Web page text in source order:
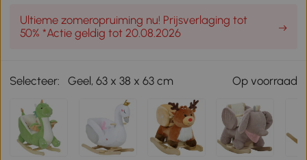
Ultieme zomeropruiming nu! Prijsverlaging tot
50% *Actie geldig tot 20.08.2026
Selecteer: Geel, 63 x 38 x 63 cm Op voorraad